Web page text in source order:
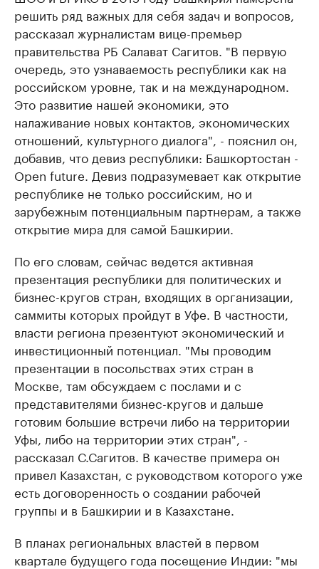
решить ряд важных для себя задач и вопросов,
рассказал журналистам вице-премьер
правительства РБ Салават Сагитов. "В первую
очередь, это узнаваемость республики как на
российском уровне, так и на международном.
Это развитие нашей экономики, это
налаживание новых контактов, экономических
отношений, культурного диалога", - пояснил он,
добавив, что девиз республики: Башкортостан -
Open future. Девиз подразумевает как открытие
республике не только российским, но и
зарубежным потенциальным партнерам, а также
открытие мира для самой Башкирии.
По его словам, сейчас ведется активная
презентация республики для политических и
бизнес-кругов стран, входящих в организации,
саммиты которых пройдут в Уфе. В частности,
власти региона презентуют экономический и
инвестиционный потенциал. "Мы проводим
презентации в посольствах этих стран в
Москве, там обсуждаем с послами и с
представителями бизнес-кругов и дальше
готовим большие встречи либо на территории
Уфы, либо на территории этих стран", -
рассказал С.Сагитов. В качестве примера он
привел Казахстан, с руководством которого уже
есть договоренность о создании рабочей
группы и в Башкирии и в Казахстане.
В планах региональных властей в первом
квартале будущего года посещение Индии: "мы